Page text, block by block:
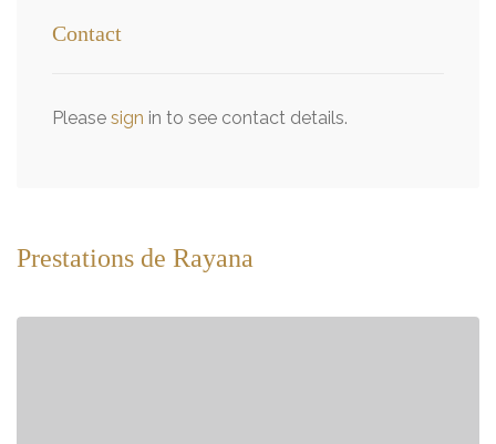
Contact
Please sign in to see contact details.
Prestations de Rayana